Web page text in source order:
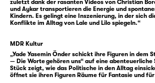
Einzige in der Familie spricht
Türkisch. Als die Dinge um sie
verschwinden beginnen, und
sogar Mama nicht mehr zu
der letzte Halt für die beiden
Warum Lale mit ihrer
zuletzt dank der rasanten Videos von Christian
und Aykar transportieren die Energie und
Kindern. Es gelingt eine Inszenierung, in der sich
Konflikte im Alltag von Lale und Lilo spiegeln.“
MDR Kultur
„Yade Yasemin Önder schickt ihre Figuren in dem
— Die Worte gehören uns“ auf eine abenteuerliche
Stück zeigt, wie das Politische in den Alltag
öffnet sie ihren Figuren Räume für Fantasie und